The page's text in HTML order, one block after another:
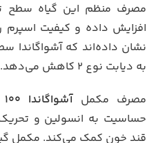
مصرف منظم این گیاه سطح
افزایش داده و کیفیت اسپرم
نشان داده‌اند که آشواگاندا
به دیابت نوع 2 کاهش می‌دهد.
مصرف مکملآشواگاندا 100 عددی TruFuel
حساسیت به انسولین و تحریک
قند خون کمک می‌کند. مکمل